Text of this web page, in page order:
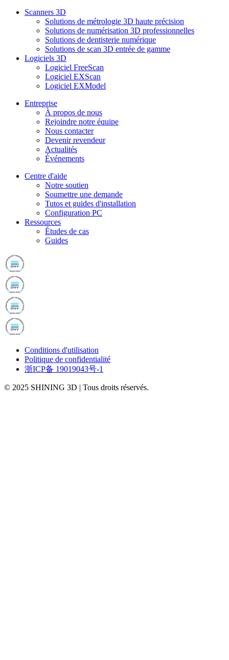
Scanners 3D
Solutions de métrologie 3D haute précision
Solutions de numérisation 3D professionnelles
Solutions de dentisterie numérique
Solutions de scan 3D entrée de gamme
Logiciels 3D
Logiciel FreeScan
Logiciel EXScan
Logiciel EXModel
Entreprise
À propos de nous
Rejoindre notre équipe
Nous contacter
Devenir revendeur
Actualités
Événements
Centre d'aide
Notre soutien
Soumettre une demande
Tutos et guides d'installation
Configuration PC
Ressources
Études de cas
Guides
Conditions d'utilisation
Politique de confidentialité
浙ICP备 19019043号-1
© 2025 SHINING 3D | Tous droits réservés.